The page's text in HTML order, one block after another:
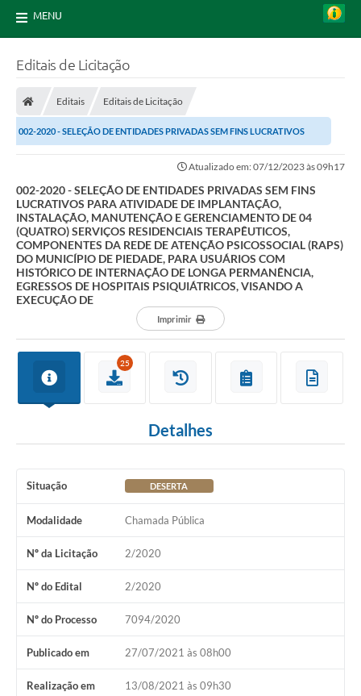
MENU
Editais de Licitação
Editais Editais de Licitação
002-2020 - SELEÇÃO DE ENTIDADES PRIVADAS SEM FINS LUCRATIVOS
Atualizado em: 07/12/2023 às 09h17
002-2020 - SELEÇÃO DE ENTIDADES PRIVADAS SEM FINS
LUCRATIVOS PARA ATIVIDADE DE IMPLANTAÇÃO,
INSTALAÇÃO, MANUTENÇÃO E GERENCIAMENTO DE 04
(QUATRO) SERVIÇOS RESIDENCIAIS TERAPÊUTICOS,
COMPONENTES DA REDE DE ATENÇÃO PSICOSSOCIAL (RAPS)
DO MUNICÍPIO DE PIEDADE, PARA USUÁRIOS COM
HISTÓRICO DE INTERNAÇÃO DE LONGA PERMANÊNCIA,
EGRESSOS DE HOSPITAIS PSIQUIÁTRICOS, VISANDO A
EXECUÇÃO DE
Imprimir
25
Detalhes
Situação DESERTA
Modalidade Chamada Pública
Nº da Licitação 2/2020
Nº do Edital 2/2020
Nº do Processo 7094/2020
Publicado em 27/07/2021 às 08h00
Realização em 13/08/2021 às 09h30